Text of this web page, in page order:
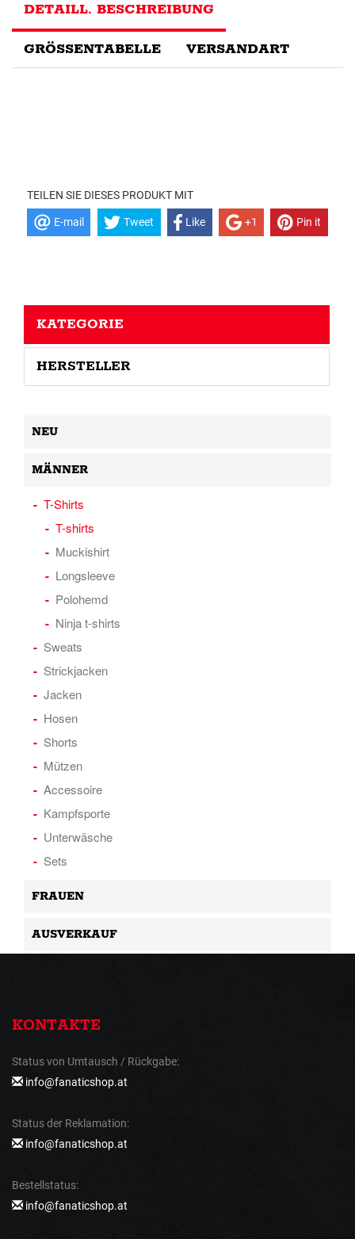
DETAILL. BESCHREIBUNG
GRÖSSENTABELLE VERSANDART
TEILEN SIE DIESES PRODUKT MIT
E-mail Tweet Like +1 Pin it
KATEGORIE
HERSTELLER
NEU
MÄNNER
T-Shirts
T-shirts
Muckishirt
Longsleeve
Polohemd
Ninja t-shirts
Sweats
Strickjacken
Jacken
Hosen
Shorts
Mützen
Accessoire
Kampfsporte
Unterwäsche
Sets
FRAUEN
AUSVERKAUF
KONTAKTE
Status von Umtausch / Rückgabe:
info@fanaticshop.at
Status der Reklamation:
info@fanaticshop.at
Bestellstatus:
info@fanaticshop.at